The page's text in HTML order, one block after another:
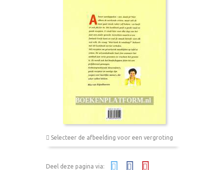
Selecteer de afbeelding voor een vergroting
Deel deze pagina via: